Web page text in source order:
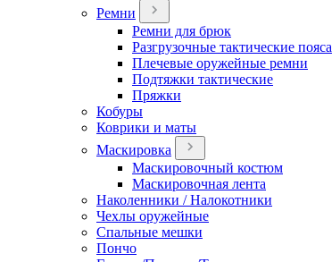
Ремни
Ремни для брюк
Разгрузочные тактические пояса
Плечевые оружейные ремни
Подтяжки тактические
Пряжки
Кобуры
Коврики и маты
Маскировка
Маскировочный костюм
Маскировочная лента
Наколенники / Налокотники
Чехлы оружейные
Спальные мешки
Пончо